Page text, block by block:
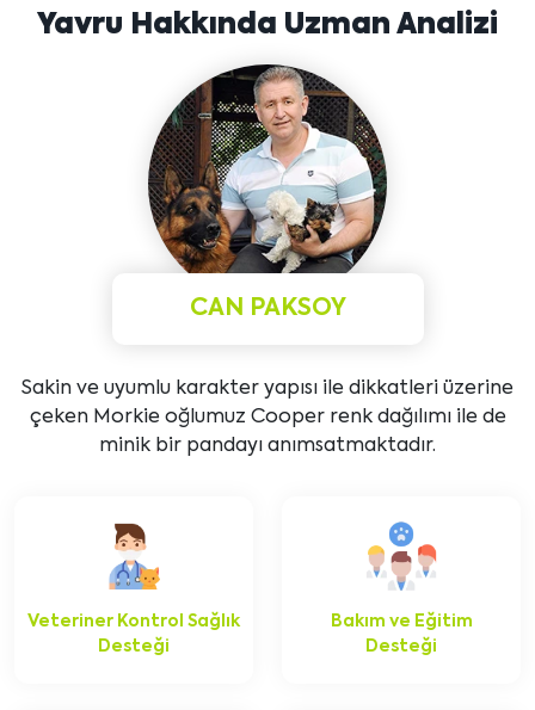
Yavru Hakkında Uzman Analizi
CAN PAKSOY
Sakin ve uyumlu karakter yapısı ile dikkatleri üzerine
çeken Morkie oğlumuz Cooper renk dağılımı ile de
minik bir pandayı anımsatmaktadır.
Veteriner Kontrol Sağlık
Desteği
Bakım ve Eğitim
Desteği